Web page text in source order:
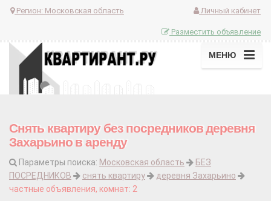
Регион: Московская область Личный кабинет
Разместить объявление
МЕНЮ
Снять квартиру без посредников деревня
Захарьино в аренду
Параметры поиска: Московская область
БЕЗ
ПОСРЕДНИКОВ
снять квартиру
деревня Захарьино
частные объявления, комнат: 2